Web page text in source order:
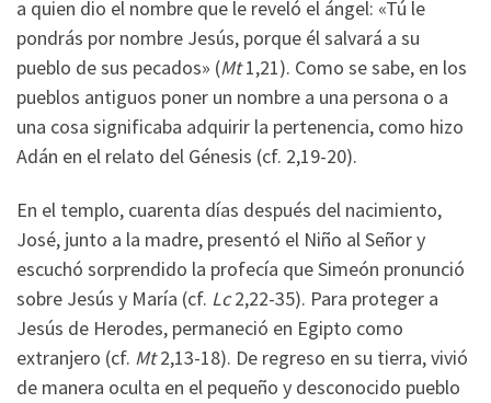
a quien dio el nombre que le reveló el ángel: «Tú le
pondrás por nombre Jesús, porque él salvará a su
pueblo de sus pecados» (Mt1,21). Como se sabe, en los
pueblos antiguos poner un nombre a una persona o a
una cosa significaba adquirir la pertenencia, como hizo
Adán en el relato del Génesis (cf. 2,19-20).
En el templo, cuarenta días después del nacimiento,
José, junto a la madre, presentó el Niño al Señor y
escuchó sorprendido la profecía que Simeón pronunció
sobre Jesús y María (cf. Lc2,22-35). Para proteger a
Jesús de Herodes, permaneció en Egipto como
extranjero (cf. Mt2,13-18). De regreso en su tierra, vivió
de manera oculta en el pequeño y desconocido pueblo